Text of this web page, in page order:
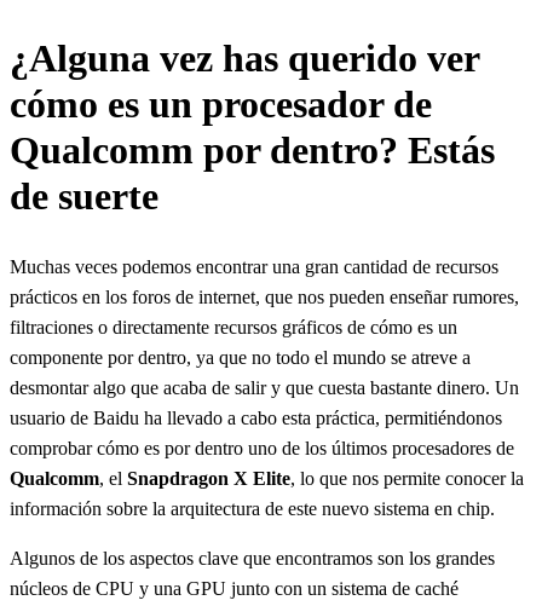
¿Alguna vez has querido ver
cómo es un procesador de
Qualcomm por dentro? Estás
de suerte
Muchas veces podemos encontrar una gran cantidad de recursos
prácticos en los foros de internet, que nos pueden enseñar rumores,
filtraciones o directamente recursos gráficos de cómo es un
componente por dentro, ya que no todo el mundo se atreve a
desmontar algo que acaba de salir y que cuesta bastante dinero. Un
usuario de Baidu ha llevado a cabo esta práctica, permitiéndonos
comprobar cómo es por dentro uno de los últimos procesadores de
Qualcomm, el Snapdragon X Elite, lo que nos permite conocer la
información sobre la arquitectura de este nuevo sistema en chip.
Algunos de los aspectos clave que encontramos son los grandes
núcleos de CPU y una GPU junto con un sistema de caché